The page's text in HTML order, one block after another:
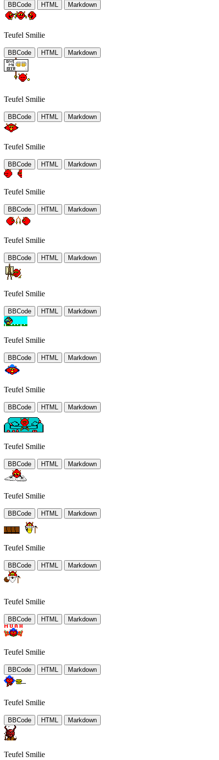
BBCode HTML Markdown
Teufel Smilie
BBCode HTML Markdown
Teufel Smilie
BBCode HTML Markdown
Teufel Smilie
BBCode HTML Markdown
Teufel Smilie
BBCode HTML Markdown
Teufel Smilie
BBCode HTML Markdown
Teufel Smilie
BBCode HTML Markdown
Teufel Smilie
BBCode HTML Markdown
Teufel Smilie
BBCode HTML Markdown
Teufel Smilie
BBCode HTML Markdown
Teufel Smilie
BBCode HTML Markdown
Teufel Smilie
BBCode HTML Markdown
Teufel Smilie
BBCode HTML Markdown
Teufel Smilie
BBCode HTML Markdown
Teufel Smilie
BBCode HTML Markdown
Teufel Smilie